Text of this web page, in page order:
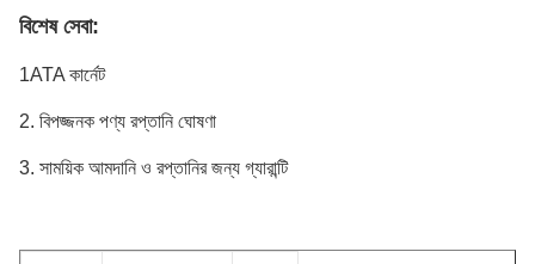
বিশেষ সেবা:
1ATA কার্নেট
2. বিপজ্জনক পণ্য রপ্তানি ঘোষণা
3. সাময়িক আমদানি ও রপ্তানির জন্য গ্যারান্টি